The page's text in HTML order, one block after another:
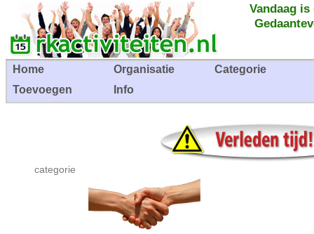
Vandaag
Home Organisatie
Categorie
Toevoegen
Info
categorie